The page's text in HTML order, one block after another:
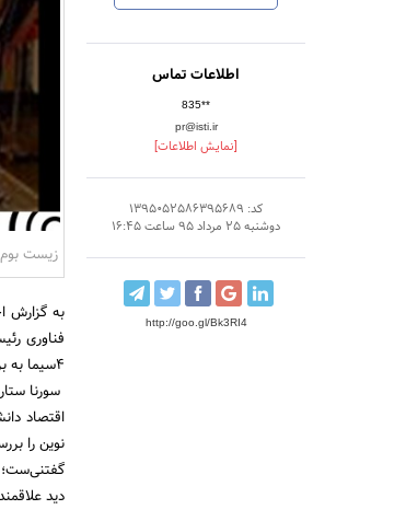
اطلاعات تماس
835**
pr@isti.ir
[نمایش اطلاعات]
کد: 1395052586395689
دوشنبه 25 مرداد 95 ساعت 16:45
http://goo.gl/Bk3RI4
زیست بوم
به گزارش
4سیما به بررسی زیست بوم کارآفرینی و فرهنگ سازی اقتصاد دانش بنیان می‌پردازد.
سورنا
اقتصاد
نوین را
دید